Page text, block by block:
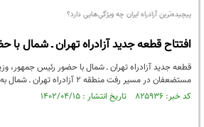
پیچید‌ه‌ترین‌ آزادراه ایران چه ویژگی‌هایی ‌دارد؟
افتتاح قطعه جدید آزادراه تهران ـ شمال
قطعه جدید آزادراه تهران ـ شمال ‌با حضور رئیس‌ جمهور،
مستضعفان در مسیر رفت منطقه ۲ آزادراه تهران ـ شمال به طول ۲۲ کیلومتر افتتاح شد.
کد خبر: ۸۲۵۹۳۶ تاریخ انتشار : ۱۴۰۲/۰۴/۱۵